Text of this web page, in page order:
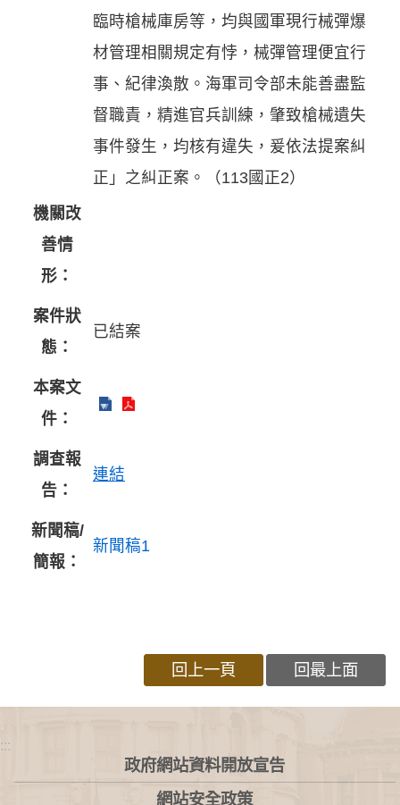
臨時槍械庫房等，均與國軍現行械彈爆
材管理相關規定有悖，械彈管理便宜行
事、紀律渙散。海軍司令部未能善盡監
督職責，精進官兵訓練，肇致槍械遺失
事件發生，均核有違失，爰依法提案糾
正」之糾正案。（113國正2）
機關改
善情
形：
案件狀
態：
已結案
本案文
件：
調查報
告：
連結
新聞稿/
簡報：
新聞稿1
回上一頁 回最上面
:::
政府網站資料開放宣告
網站安全政策